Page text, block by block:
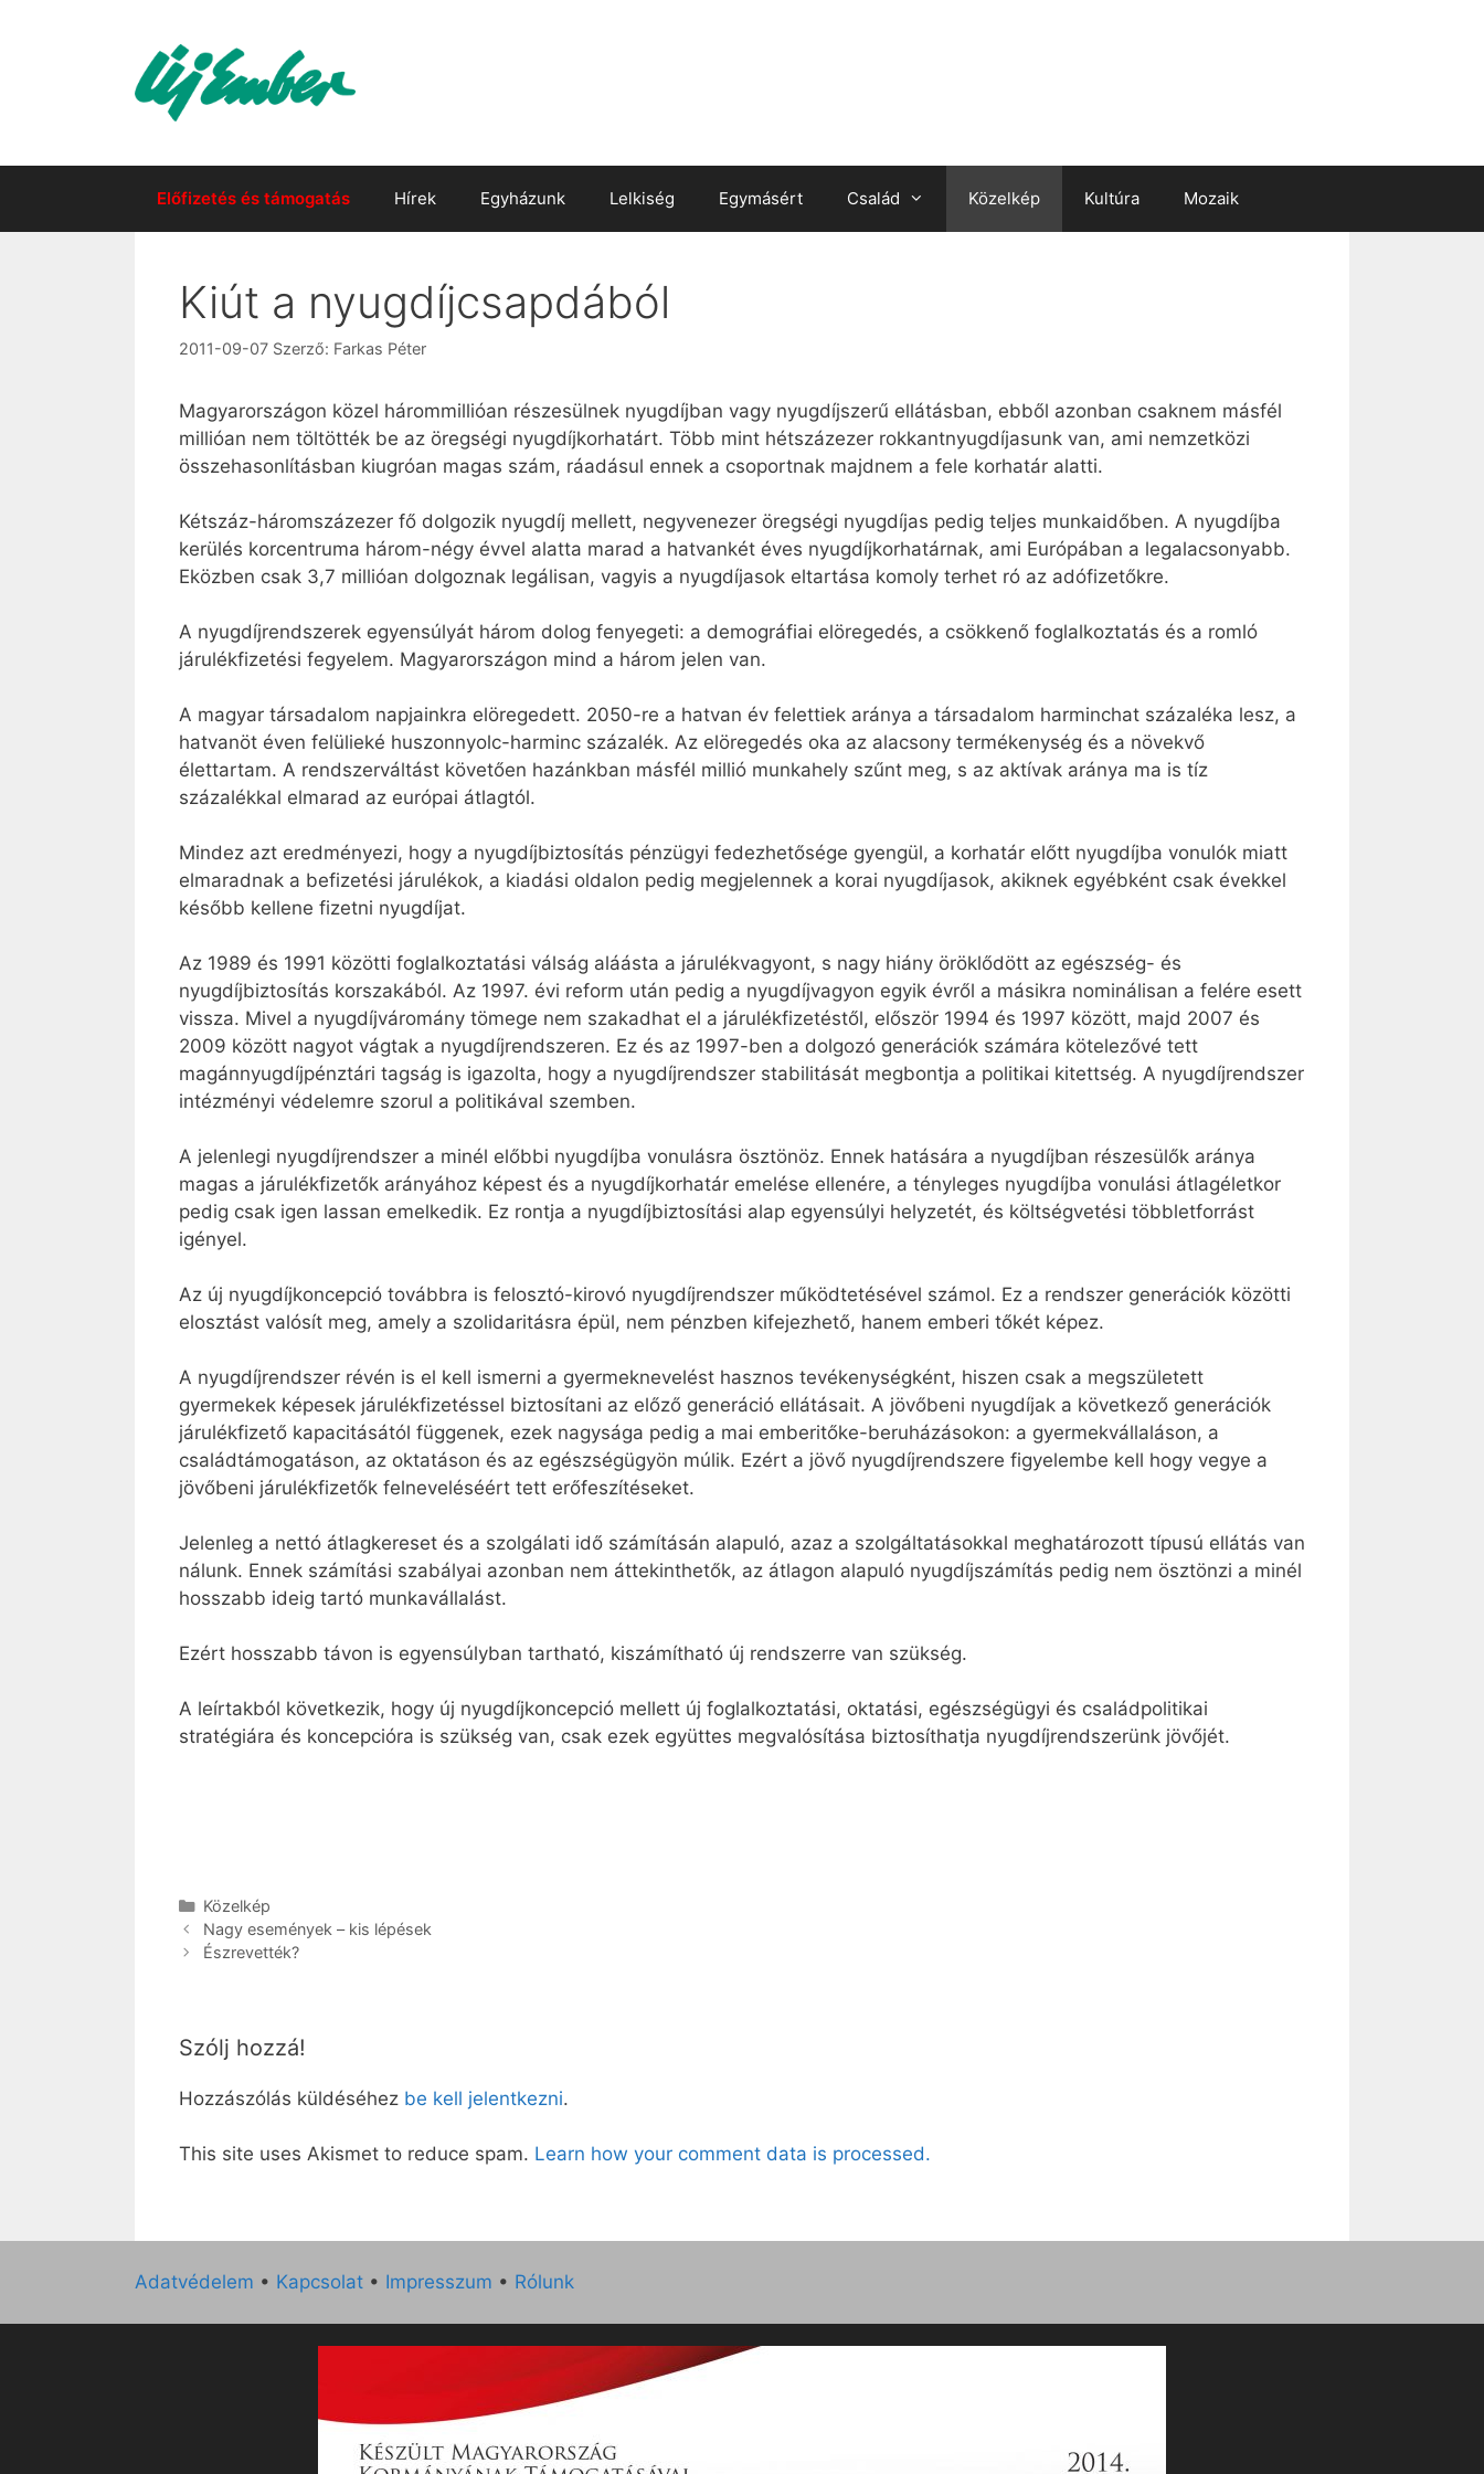
Előfizetés és támogatás Hírek Egyházunk Lelkiség Egymásért Család Közelkép Kultúra Mozaik
Kiút a nyugdíjcsapdából
2011-09-07 Szerző: Farkas Péter
Magyarországon közel hárommillióan részesülnek nyugdíjban vagy nyugdíjszerű ellátásban, ebből azonban csaknem másfél
millióan nem töltötték be az öregségi nyugdíjkorhatárt. Több mint hétszázezer rokkantnyugdíjasunk van, ami nemzetközi
összehasonlításban kiugróan magas szám, ráadásul ennek a csoportnak majdnem a fele korhatár alatti.
Kétszáz-háromszázezer fő dolgozik nyugdíj mellett, negyvenezer öregségi nyugdíjas pedig teljes munkaidőben. A nyugdíjba
kerülés korcentruma három-négy évvel alatta marad a hatvankét éves nyugdíjkorhatárnak, ami Európában a legalacsonyabb.
Eközben csak 3,7 millióan dolgoznak legálisan, vagyis a nyugdíjasok eltartása komoly terhet ró az adófizetőkre.
A nyugdíjrendszerek egyensúlyát három dolog fenyegeti: a demográfiai elöregedés, a csökkenő foglalkoztatás és a romló
járulékfizetési fegyelem. Magyarországon mind a három jelen van.
A magyar társadalom napjainkra elöregedett. 2050-re a hatvan év felettiek aránya a társadalom harminchat százaléka lesz, a
hatvanöt éven felülieké huszonnyolc-harminc százalék. Az elöregedés oka az alacsony termékenység és a növekvő
élettartam. A rendszerváltást követően hazánkban másfél millió munkahely szűnt meg, s az aktívak aránya ma is tíz
százalékkal elmarad az európai átlagtól.
Mindez azt eredményezi, hogy a nyugdíjbiztosítás pénzügyi fedezhetősége gyengül, a korhatár előtt nyugdíjba vonulók miatt
elmaradnak a befizetési járulékok, a kiadási oldalon pedig megjelennek a korai nyugdíjasok, akiknek egyébként csak évekkel
később kellene fizetni nyugdíjat.
Az 1989 és 1991 közötti foglalkoztatási válság aláásta a járulékvagyont, s nagy hiány öröklődött az egészség- és
nyugdíjbiztosítás korszakából. Az 1997. évi reform után pedig a nyugdíjvagyon egyik évről a másikra nominálisan a felére esett
vissza. Mivel a nyugdíjváromány tömege nem szakadhat el a járulékfizetéstől, először 1994 és 1997 között, majd 2007 és
2009 között nagyot vágtak a nyugdíjrendszeren. Ez és az 1997-ben a dolgozó generációk számára kötelezővé tett
magánnyugdíjpénztári tagság is igazolta, hogy a nyugdíjrendszer stabilitását megbontja a politikai kitettség. A nyugdíjrendszer
intézményi védelemre szorul a politikával szemben.
A jelenlegi nyugdíjrendszer a minél előbbi nyugdíjba vonulásra ösztönöz. Ennek hatására a nyugdíjban részesülők aránya
magas a járulékfizetők arányához képest és a nyugdíjkorhatár emelése ellenére, a tényleges nyugdíjba vonulási átlagéletkor
pedig csak igen lassan emelkedik. Ez rontja a nyugdíjbiztosítási alap egyensúlyi helyzetét, és költségvetési többletforrást
igényel.
Az új nyugdíjkoncepció továbbra is felosztó-kirovó nyugdíjrendszer működtetésével számol. Ez a rendszer generációk közötti
elosztást valósít meg, amely a szolidaritásra épül, nem pénzben kifejezhető, hanem emberi tőkét képez.
A nyugdíjrendszer révén is el kell ismerni a gyermeknevelést hasznos tevékenységként, hiszen csak a megszületett
gyermekek képesek járulékfizetéssel biztosítani az előző generáció ellátásait. A jövőbeni nyugdíjak a következő generációk
járulékfizető kapacitásától függenek, ezek nagysága pedig a mai emberitőke-beruházásokon: a gyermekvállaláson, a
családtámogatáson, az oktatáson és az egészségügyön múlik. Ezért a jövő nyugdíjrendszere figyelembe kell hogy vegye a
jövőbeni járulékfizetők felneveléséért tett erőfeszítéseket.
Jelenleg a nettó átlagkereset és a szolgálati idő számításán alapuló, azaz a szolgáltatásokkal meghatározott típusú ellátás van
nálunk. Ennek számítási szabályai azonban nem áttekinthetők, az átlagon alapuló nyugdíjszámítás pedig nem ösztönzi a minél
hosszabb ideig tartó munkavállalást.
Ezért hosszabb távon is egyensúlyban tartható, kiszámítható új rendszerre van szükség.
A leírtakból következik, hogy új nyugdíjkoncepció mellett új foglalkoztatási, oktatási, egészségügyi és családpolitikai
stratégiára és koncepcióra is szükség van, csak ezek együttes megvalósítása biztosíthatja nyugdíjrendszerünk jövőjét.
Kategória
Közelkép
Nagy események – kis lépések
Észrevették?
Szólj hozzá!
Hozzászólás küldéséhez be kell jelentkezni.
This site uses Akismet to reduce spam. Learn how your comment data is processed.
Adatvédelem • Kapcsolat • Impresszum • Rólunk